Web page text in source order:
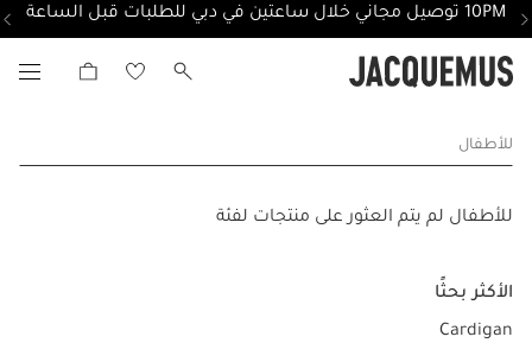
10PM توصيل مجاني خلال ساعتين في دبي للطلبات قبل الساعة
للأطفال
للأطفال لم يتم العثور على منتجات لفئة
الأكثر بحثًا
Cardigan